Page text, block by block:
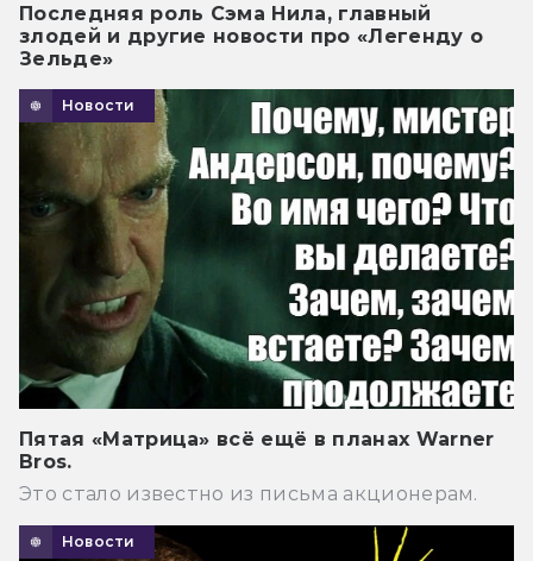
Последняя роль Сэма Нила, главный
злодей и другие новости про «Легенду о
Зельде»
Новости
Пятая «Матрица» всё ещё в планах Warner
Bros.
Это стало известно из письма акционерам.
Новости